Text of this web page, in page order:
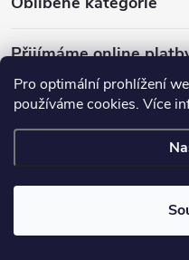
Pro optimální prohlížení
používáme cookies. Více
Přijímáme online